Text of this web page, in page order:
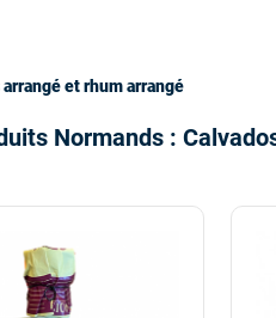
arrangé et rhum arrangé
Normands :